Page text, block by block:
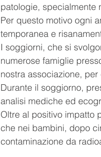
patologie, specialmente
Per questo motivo ogni
temporanea e
I soggiorni, che si
numerose famiglie
nostra associazione,
Durante il soggiorno,
analisi mediche ed
Oltre al positivo impatto
che nei bambini, dopo
contaminazione da